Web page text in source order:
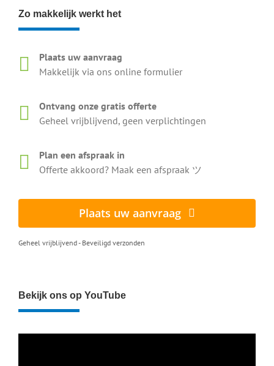
Enkele klantervaringen
Deze eigenaren genieten weer van hun schone
Professioneel en snel geholpen. Onze dakkapel ziet er
Beoordeling:
Zo makkelijk werkt het
Plaats uw aanvraag
Makkelijk via ons online formulier
Ontvang onze gratis offerte
Geheel vrijblijvend, geen verplichtingen
Plan een afspraak in
Offerte akkoord? Maak een afspraak ツ
Plaats uw aanvraag
Geheel vrijblijvend - Beveiligd verzonden
Bekijk ons op YouTube